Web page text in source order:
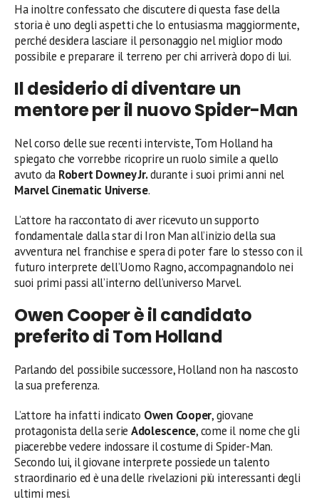
Ha inoltre confessato che discutere di questa fase della
storia è uno degli aspetti che lo entusiasma maggiormente,
perché desidera lasciare il personaggio nel miglior modo
possibile e preparare il terreno per chi arriverà dopo di lui.
Il desiderio di diventare un
mentore per il nuovo Spider-Man
Nel corso delle sue recenti interviste, Tom Holland ha
spiegato che vorrebbe ricoprire un ruolo simile a quello
avuto da Robert Downey Jr.durante i suoi primi anni nel
Marvel Cinematic Universe.
L’attore ha raccontato di aver ricevuto un supporto
fondamentale dalla star di Iron Man all’inizio della sua
avventura nel franchise e spera di poter fare lo stesso con il
futuro interprete dell’Uomo Ragno, accompagnandolo nei
suoi primi passi all’interno dell’universo Marvel.
Owen Cooper è il candidato
preferito di Tom Holland
Parlando del possibile successore, Holland non ha nascosto
la sua preferenza.
L’attore ha infatti indicato Owen Cooper, giovane
protagonista della serie Adolescence, come il nome che gli
piacerebbe vedere indossare il costume di Spider-Man.
Secondo lui, il giovane interprete possiede un talento
straordinario ed è una delle rivelazioni più interessanti degli
ultimi mesi.